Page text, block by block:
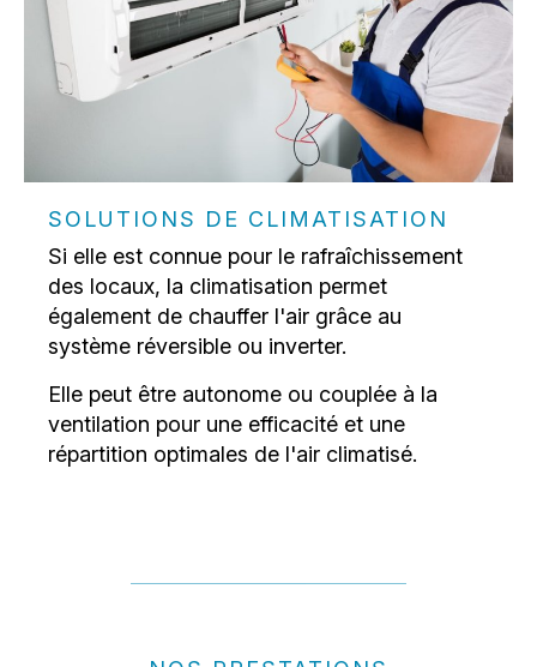
SOLUTIONS DE CLIMATISATION
Si elle est connue pour le rafraîchissement
des locaux, la climatisation permet
également de chauffer l'air grâce au
système réversible ou inverter.
Elle peut être autonome ou couplée à la
ventilation pour une efficacité et une
répartition optimales de l'air climatisé.